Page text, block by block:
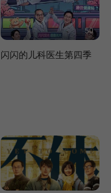
50
闪闪的儿科医生第四季